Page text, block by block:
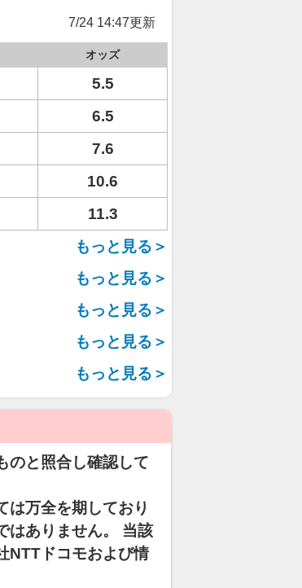
7/24 14:47更新
オッズ
5.5
6.5
7.6
10.6
11.3
もっと見る＞
もっと見る＞
もっと見る＞
もっと見る＞
もっと見る＞
のと照合し確認して
は万全を期しており
はありません。 当該
NTTドコモおよび情